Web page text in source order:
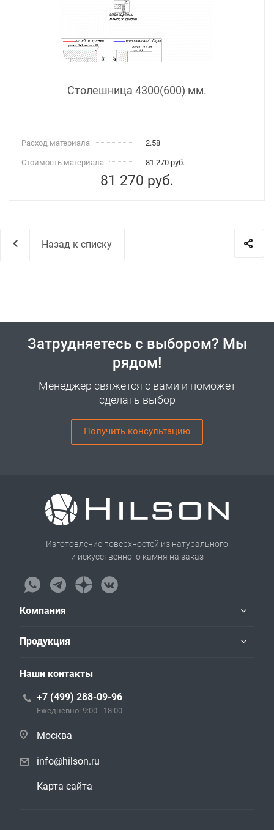
Столешница 4300(600) мм.
Расход материала 2.58
Стоимость материала 81 270 руб.
81 270 руб.
Назад к списку
Затрудняетесь с выбором? Мы
рядом!
Менеджер свяжется с вами и поможет
сделать выбор
Получить консультацию
Изготовление поверхностей из натурального
и искусственного камня на заказ
Компания
Продукция
Наши контакты
+7 (499) 288-09-96
Ежедневно: 9:00 - 18:00
Москва
info@hilson.ru
Карта сайта